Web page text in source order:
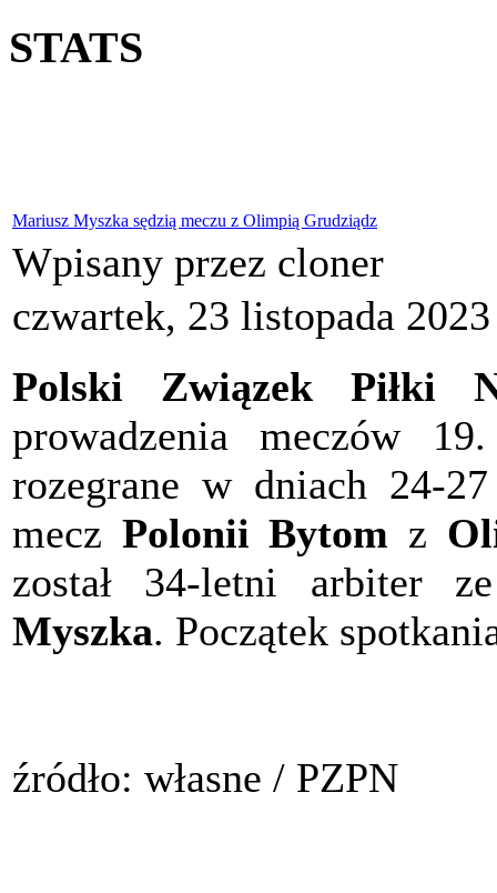
STATS
Mariusz Myszka sędzią meczu z Olimpią Grudziądz
Wpisany przez cloner
czwartek, 23 listopada
Polski Związek Piłki
prowadzenia meczów
rozegrane w dniach 24-
mecz Polonii Bytom z
został 34-letni arbiter
Myszka. Początek
źródło: własne / PZPN